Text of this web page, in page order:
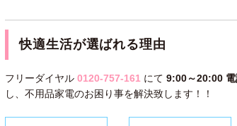
快適生活が選ばれる理由
フリーダイヤル 0120-757-161 にて 9:00～20:00
し、不用品家電のお困り事を解決致します！！